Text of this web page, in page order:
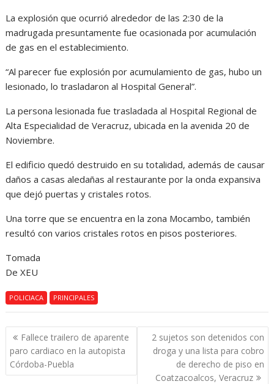
La explosión que ocurrió alrededor de las 2:30 de la
madrugada presuntamente fue ocasionada por acumulación
de gas en el establecimiento.
“Al parecer fue explosión por acumulamiento de gas, hubo un
lesionado, lo trasladaron al Hospital General”.
La persona lesionada fue trasladada al Hospital Regional de
Alta Especialidad de Veracruz, ubicada en la avenida 20 de
Noviembre.
El edificio quedó destruido en su totalidad, además de causar
daños a casas aledañas al restaurante por la onda expansiva
que dejó puertas y cristales rotos.
Una torre que se encuentra en la zona Mocambo, también
resultó con varios cristales rotos en pisos posteriores.
Tomada
De XEU
POLICIACA PRINCIPALES
Navegación
de
entradas
Fallece trailero de aparente
paro cardiaco en la autopista
Córdoba-Puebla
2 sujetos son detenidos con
droga y una lista para cobro
de derecho de piso en
Coatzacoalcos, Veracruz